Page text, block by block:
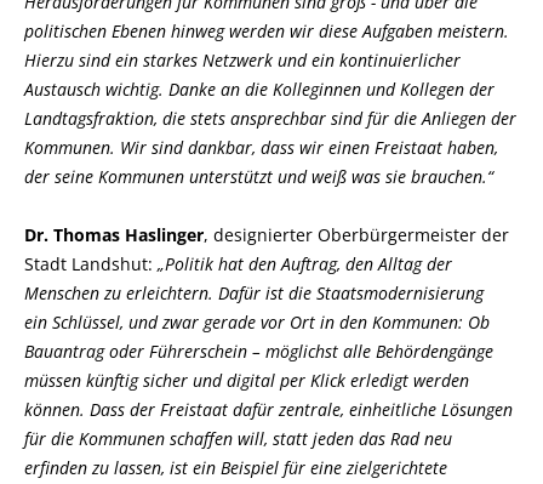
politischen Ebenen hinweg werden wir diese Aufgaben meistern.
Hierzu sind ein starkes Netzwerk und ein kontinuierlicher
Austausch wichtig. Danke an die Kolleginnen und Kollegen der
Landtagsfraktion, die stets ansprechbar sind für die Anliegen der
Kommunen. Wir sind dankbar, dass wir einen Freistaat haben,
der seine Kommunen unterstützt und weiß was sie brauchen.“
Dr. Thomas Haslinger, designierter Oberbürgermeister der
Stadt Landshut: Politik hat den Auftrag, den Alltag der
Menschen zu erleichtern. Dafür ist die Staatsmodernisierung
ein Schlüssel, und zwar gerade vor Ort in den Kommunen: Ob
Bauantrag oder Führerschein – möglichst alle Behördengänge
müssen künftig sicher und digital per Klick erledigt werden
können. Dass der Freistaat dafür zentrale, einheitliche Lösungen
für die Kommunen schaffen will, statt jeden das Rad neu
erfinden zu lassen, ist ein Beispiel für eine zielgerichtete